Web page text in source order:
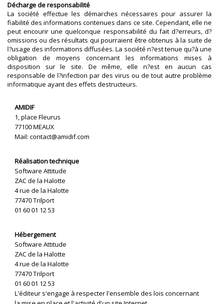
Décharge de responsabilité
La société effectue les démarches nécessaires pour assurer la
fiabilité des informations contenues dans ce site. Cependant, elle ne
peut encourir une quelconque responsabilité du fait d?erreurs, d?
omissions ou des résultats qui pourraient être obtenus à la suite de
l?usage des informations diffusées. La société n?est tenue qu?à une
obligation de moyens concernant les informations mises à
disposition sur le site. De même, elle n?est en aucun cas
responsable de l?infection par des virus ou de tout autre problème
informatique ayant des effets destructeurs.
AMIDIF
1, place Fleurus
77100 MEAUX
Mail: contact@amidif.com
Réalisation technique
Software Attitude
ZAC de la Halotte
4 rue de la Halotte
77470 Trilport
01 60 01 12 53
Hébergement
Software Attitude
ZAC de la Halotte
4 rue de la Halotte
77470 Trilport
01 60 01 12 53
L'éditeur s'engage à respecter l'ensemble des lois concernant